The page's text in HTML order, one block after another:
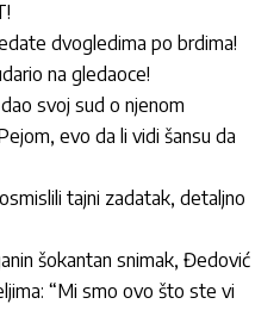
dvogledima po brdima!
na gledaoce!
svoj sud o njenom
evo da li vidi šansu da
tajni zadatak, detaljno
šokantan snimak, Đedović
“Mi smo ovo što ste vi